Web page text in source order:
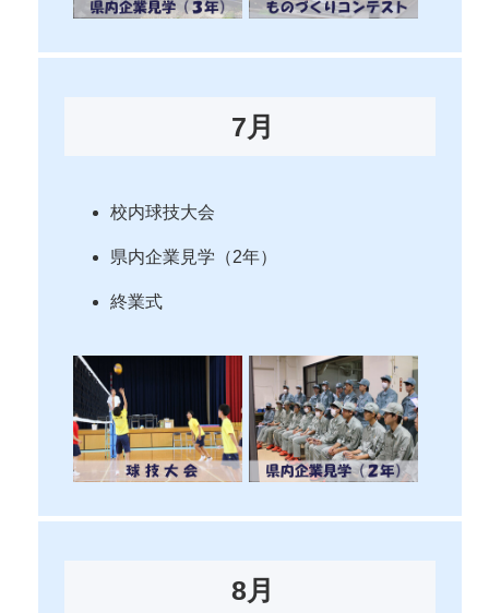
7月
校内球技大会
県内企業見学（2年）
終業式
8月